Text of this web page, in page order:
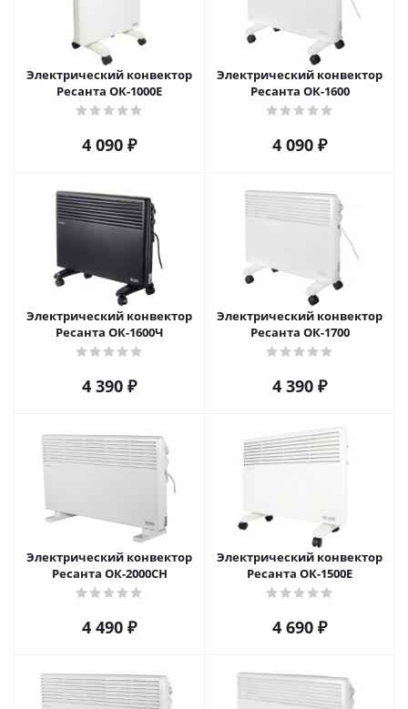
Электрический конвектор
Ресанта ОК-1000Е
4 090 ₽
Электрический конвектор
Ресанта ОК-1600
4 090 ₽
Электрический конвектор
Ресанта ОК-1600Ч
4 390 ₽
Электрический конвектор
Ресанта ОК-1700
4 390 ₽
Электрический конвектор
Ресанта ОК-2000СН
4 490 ₽
Электрический конвектор
Ресанта ОК-1500Е
4 690 ₽